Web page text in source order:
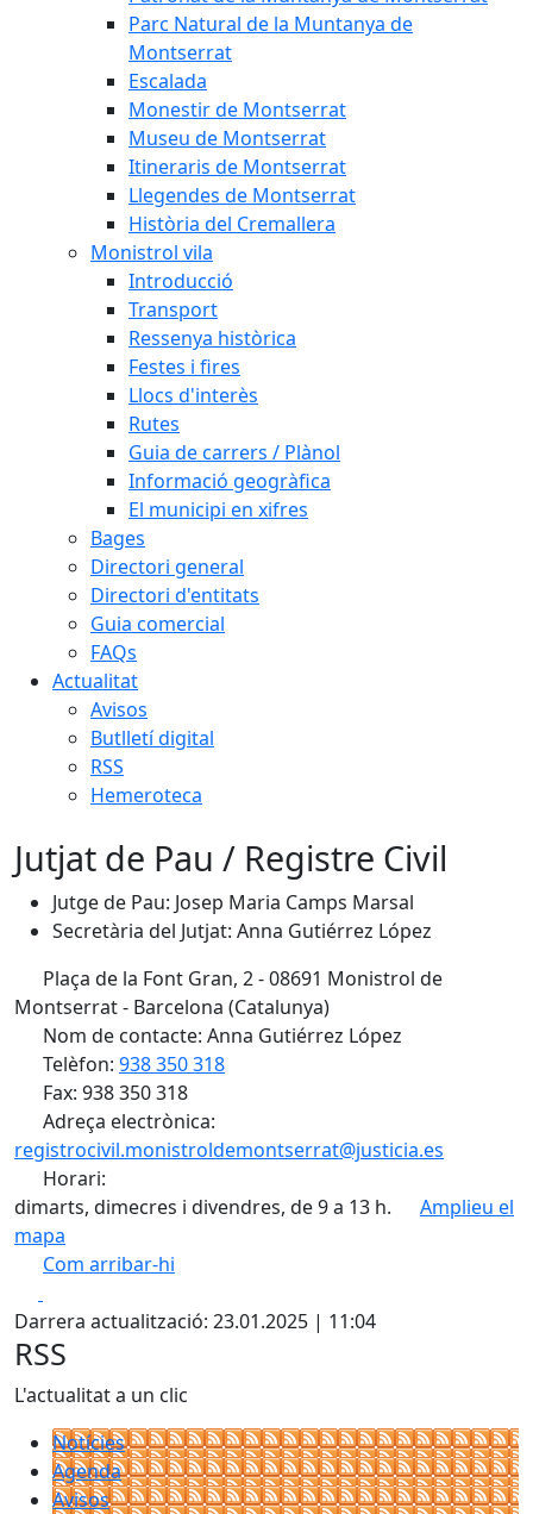
Parc Natural de la Muntanya de
Montserrat
Escalada
Monestir de Montserrat
Museu de Montserrat
Itineraris de Montserrat
Llegendes de Montserrat
Història del Cremallera
Monistrol vila
Introducció
Transport
Ressenya històrica
Festes i fires
Llocs d'interès
Rutes
Guia de carrers / Plànol
Informació geogràfica
El municipi en xifres
Bages
Directori general
Directori d'entitats
Guia comercial
FAQs
Actualitat
Avisos
Butlletí digital
RSS
Hemeroteca
Jutjat de Pau / Registre Civil
Jutge de Pau: Josep Maria Camps Marsal
Secretària del Jutjat: Anna Gutiérrez López
Plaça de la Font Gran, 2 - 08691 Monistrol de
Montserrat - Barcelona (Catalunya)
Nom de contacte: Anna Gutiérrez López
Telèfon: 938 350 318
Fax: 938 350 318
Adreça electrònica:
registrocivil.monistroldemontserrat@justicia.es
Horari:
dimarts, dimecres i divendres, de 9 a 13 h.
Amplieu el
mapa
Com arribar-hi
+
−
Darrera actualització: 23.01.2025 | 11:04
RSS
L'actualitat a un clic
Notícies
Agenda
Avisos